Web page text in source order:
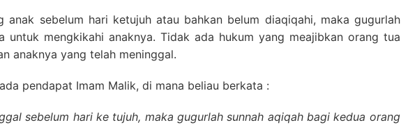
anak sebelum hari ketujuh atau bahkan belum diaqiqahi, maka gugurlah
untuk mengkikahi anaknya. Tidak ada hukum yang meajibkan orang tua
anaknya yang telah meninggal.
pendapat Imam Malik, di mana beliau berkata :
sebelum hari ke tujuh, maka gugurlah sunnah aqiqah bagi kedua orang